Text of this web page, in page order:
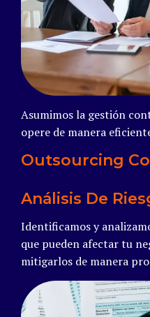
Asumimos la gestión
opere de manera
Outsourcing
Análisis De
Identificamos y
que pueden afectar tu
mitigarlos de manera